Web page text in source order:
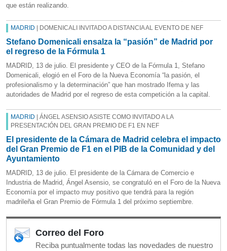
que están realizando.
MADRID | DOMENICALI INVITADO A DISTANCIA AL EVENTO DE NEF
Stefano Domenicali ensalza la “pasión” de Madrid por
el regreso de la Fórmula 1
MADRID, 13 de julio. El presidente y CEO de la Fórmula 1, Stefano
Domenicali, elogió en el Foro de la Nueva Economía “la pasión, el
profesionalismo y la determinación” que han mostrado Ifema y las
autoridades de Madrid por el regreso de esta competición a la capital.
MADRID | ÁNGEL ASENSIO ASISTE COMO INVITADO A LA
PRESENTACIÓN DEL GRAN PREMIO DE F1 EN NEF
El presidente de la Cámara de Madrid celebra el impacto
del Gran Premio de F1 en el PIB de la Comunidad y del
Ayuntamiento
MADRID, 13 de julio. El presidente de la Cámara de Comercio e
Industria de Madrid, Ángel Asensio, se congratuló en el Foro de la Nueva
Economía por el impacto muy positivo que tendrá para la región
madrileña el Gran Premio de Fórmula 1 del próximo septiembre.
Correo del Foro
Reciba puntualmente todas las novedades de nuestro